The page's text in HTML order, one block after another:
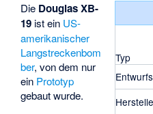
Typ
Die Douglas XB-
19 ist ein US-
amerikanischer
Langstreckenbom
ber, von dem nur
ein Prototyp
gebaut wurde.